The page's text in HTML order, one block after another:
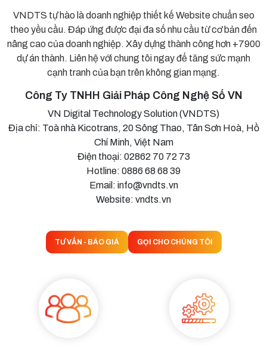
VNDTS tự hào là doanh nghiệp thiết kế Website chuẩn seo
theo yều cầu. Đáp ứng được đại đa số nhu cầu từ cơ bản đến
nâng cao của doanh nghiệp. Xây dựng thành công hơn +7900
dự án thành. Liên hệ với chung tôi ngay để tăng sức mạnh
cạnh tranh của bạn trên không gian mạng.
Công Ty TNHH Giải Pháp Công Nghệ Số VN
VN Digital Technology Solution (VNDTS)
Địa chỉ: Toà nhà Kicotrans, 20 Sông Thao, Tân Sơn Hoà, Hồ
Chí Minh, Việt Nam
Điện thoại: 02862 70 72 73
Hotline: 0886 68 68 39
Email: info@vndts.vn
Website: vndts.vn
TƯ VẤN - BÁO GIÁ GỌI CHO CHÚNG TÔI